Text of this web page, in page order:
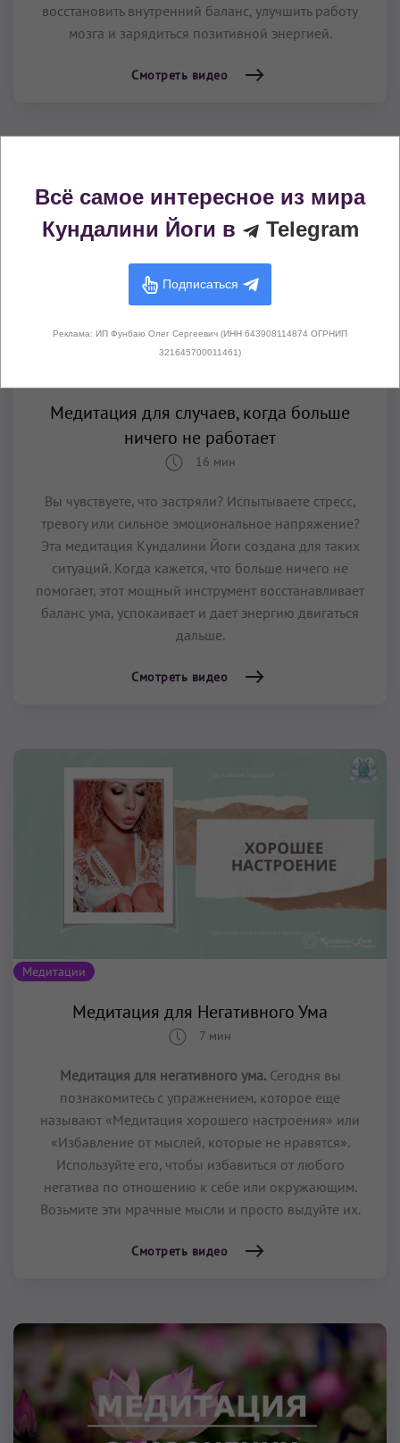
восстановить внутренний баланс, улучшить работу
мозга и зарядиться позитивной энергией.
Смотреть видео
Медитация для случаев, когда больше
ничего не работает
16 мин
Вы чувствуете, что застряли? Испытываете стресс,
тревогу или сильное эмоциональное напряжение?
Эта медитация Кундалини Йоги создана для таких
ситуаций. Когда кажется, что больше ничего не
помогает, этот мощный инструмент восстанавливает
баланс ума, успокаивает и дает энергию двигаться
дальше.
Смотреть видео
Медитации
Медитация для Негативного Ума
7 мин
Медитация для негативного ума.Сегодня вы
познакомитесь с упражнением, которое еще
называют «Медитация хорошего настроения» или
«Избавление от мыслей, которые не нравятся».
Используйте его, чтобы избавиться от любого
негатива по отношению к себе или окружающим.
Возьмите эти мрачные мысли и просто выдуйте их.
Смотреть видео
Всё самое интересное из мира
Кундалини Йоги в
Telegram
Подписаться
Реклама: ИП Фунбаю Олег Сергеевич (ИНН 643908114874 ОГРНИП
321645700011461)